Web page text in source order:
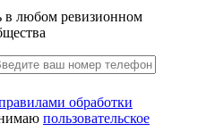
в любом ревизионном
обработки
пользовательское